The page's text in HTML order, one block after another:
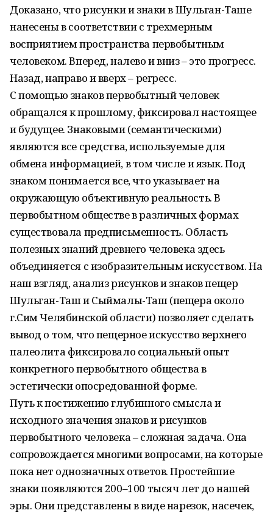
Доказано, что рисунки и знаки в Шульган-Таше
нанесены в соответствии с трехмерным
восприятием пространства первобытным
человеком. Вперед, налево и вниз – это прогресс.
Назад, направо и вверх – регресс.
С помощью знаков первобытный человек
обращался к прошлому, фиксировал настоящее
и будущее. Знаковыми (семантическими)
являются все средства, используемые для
обмена информацией, в том числе и язык. Под
знаком понимается все, что указывает на
окружающую объективную реальность. В
первобытном обществе в различных формах
существовала предписьменность. Область
полезных знаний древнего человека здесь
объединяется с изобразительным искусством. На
наш взгляд, анализ рисунков и знаков пещер
Шульган-Таш и Сыймалы-Таш (пещера около
г.Сим Челябинской области) позволяет сделать
вывод о том, что пещерное искусство верхнего
палеолита фиксировало социальный опыт
конкретного первобытного общества в
эстетически опосредованной форме.
Путь к постижению глубинного смысла и
исходного значения знаков и рисунков
первобытного человека – сложная задача. Она
сопровождается многими вопросами, на которые
пока нет однозначных ответов. Простейшие
знаки появляются 200–100 тысяч лет до нашей
эры. Они представлены в виде нарезок, насечек,